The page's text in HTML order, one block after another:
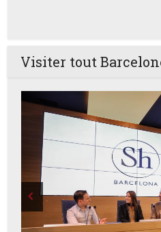
Visiter tout